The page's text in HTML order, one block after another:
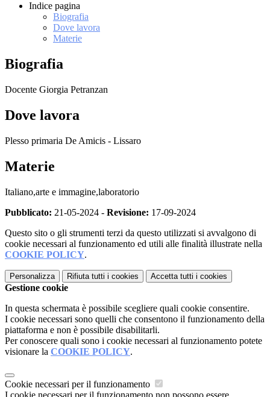
Indice pagina
Biografia
Dove lavora
Materie
Biografia
Docente Giorgia Petranzan
Dove lavora
Plesso primaria De Amicis - Lissaro
Materie
Italiano,arte e immagine,laboratorio
Pubblicato: 21-05-2024 - Revisione: 17-09-2024
Questo sito o gli strumenti terzi da questo utilizzati si avvalgono di
cookie necessari al funzionamento ed utili alle finalità illustrate nella
COOKIE POLICY.
Personalizza Rifiuta tutti i cookies Accetta tutti i cookies
Gestione cookie
In questa schermata è possibile scegliere quali cookie consentire.
I cookie necessari sono quelli che consentono il funzionamento della
piattaforma e non è possibile disabilitarli.
Per conoscere quali sono i cookie necessari al funzionamento potete
visionare la COOKIE POLICY.
Cookie necessari per il funzionamento
I cookie necessari per il funzionamento non possono essere